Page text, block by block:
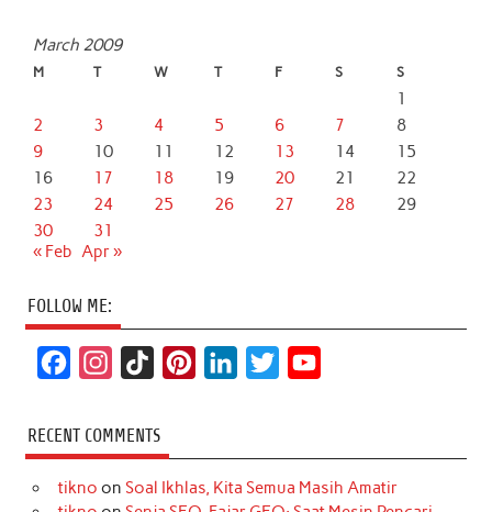
March 2009
M T W T F S S
1
2
3 4 5 6 7
8
9
10 11 12 13 14
15
16
17 18 19 20 21
22
23
24 25 26 27 28
29
30
31
« Feb Apr »
FOLLOW ME:
c
e
b
s
t
a
k
T
o
t
e
k
e
t
t
T
u
RECENT COMMENTS
tikno on Soal Ikhlas, Kita Semua Masih Amatir